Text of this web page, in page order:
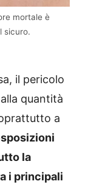
mortale è
sicuro.
il pericolo
quantità
a
la
i principali